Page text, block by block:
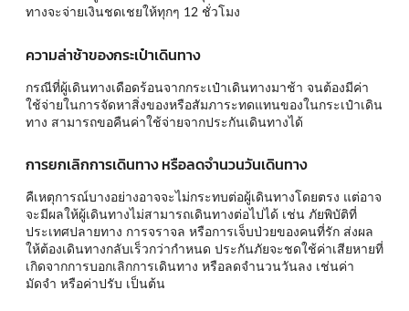
ทางจะจ่ายเงินชดเชยให้ทุกๆ 12 ชั่วโมง
ความล่าช้าของกระเป๋าเดินทาง
กรณีที่ผู้เดินทางเดือดร้อนจากกระเป๋าเดินทางมาช้า จนต้องมีค่า
ใช้จ่ายในการจัดหาสิ่งของหรือสัมภาระทดแทนของในกระเป๋าเดิน
ทาง สามารถขอคืนค่าใช้จ่ายจากประกันเดินทางได้
การยกเลิกการเดินทาง หรือลดจำนวนวันเดินทาง
คืเหตุการณ์บางอย่างอาจจะไม่กระทบต่อผู้เดินทางโดยตรง แต่อาจ
จะมีผลให้ผู้เดินทางไม่สามารถเดินทางต่อไปได้ เช่น ภัยพิบัติที่
ประเทศปลายทาง การจราจล หรือการเจ็บป่วยของคนที่รัก ส่งผล
ให้ต้องเดินทางกลับเร็วกว่ากำหนด ประกันภัยจะชดใช้ค่าเสียหายที่
เกิดจากการบอกเลิกการเดินทาง หรือลดจำนวนวันลง เช่นค่า
มัดจำ หรือค่าปรับ เป็นต้น